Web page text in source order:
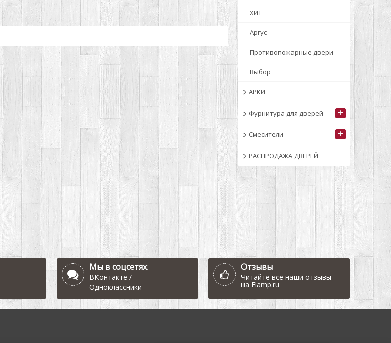
ХИТ
Аргус
Противопожарные двери
Выбор
АРКИ
Фурнитура для дверей +
Смесители +
РАСПРОДАЖА ДВЕРЕЙ
Мы в соцсетях
ВКонтакте /
Одноклассники
Отзывы
Читайте все наши отзывы
на Flamp.ru